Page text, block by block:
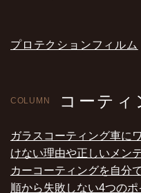
プロテクションフィルム
COLUMN コーティ
ガラスコーティング車に
けない理由や正しいメン
カーコーティングを自分
順から失敗しない4つの